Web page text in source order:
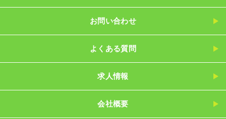
お問い合わせ
よくある質問
求人情報
会社概要